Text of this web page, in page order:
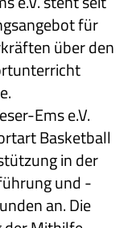
für
über den
Ems e.V.
Basketball
in der
und -
an. Die